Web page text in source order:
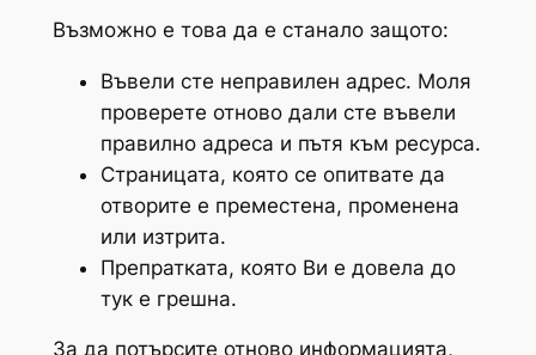
Възможно е това да е станало защото:
Въвели сте неправилен адрес. Моля
проверете отново дали сте въвели
правилно адреса и пътя към ресурса.
Страницата, която се опитвате да
отворите е преместена, променена
или изтрита.
Препратката, която Ви е довела до
тук е грешна.
За да потърсите отново информацията,